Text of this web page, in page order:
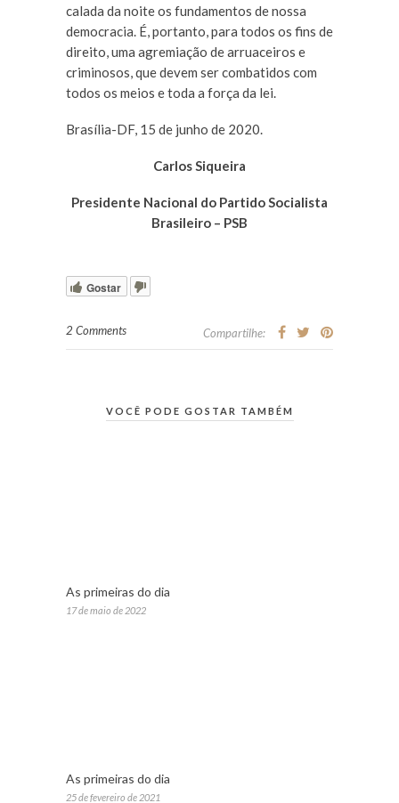
calada da noite os fundamentos de nossa
democracia. É, portanto, para todos os fins de
direito, uma agremiação de arruaceiros e
criminosos, que devem ser combatidos com
todos os meios e toda a força da lei.
Brasília-DF, 15 de junho de 2020.
Carlos Siqueira
Presidente Nacional do Partido Socialista
Brasileiro – PSB
Gostar
2 Comments Compartilhe:
VOCÊ PODE GOSTAR TAMBÉM
As primeiras do dia
17 de maio de 2022
As primeiras do dia
25 de fevereiro de 2021